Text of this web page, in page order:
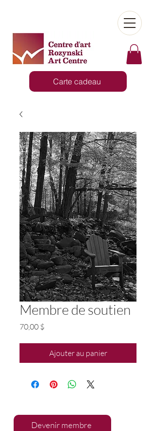
Carte cadeau
Membre de soutien
70,00 $Prix
Ajouter au panier
Devenir membre